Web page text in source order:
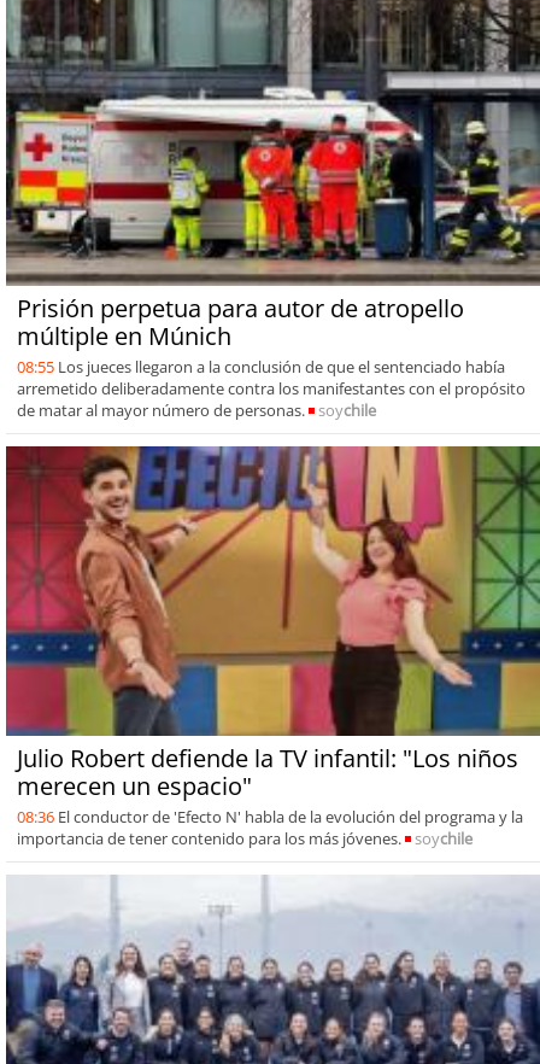
Prisión perpetua para autor de atropello
múltiple en Múnich
08:55 Los jueces llegaron a la conclusión de que el sentenciado había
arremetido deliberadamente contra los manifestantes con el propósito
de matar al mayor número de personas.
soychile
Julio Robert defiende la TV infantil: "Los niños
merecen un espacio"
08:36 El conductor de 'Efecto N' habla de la evolución del programa y la
importancia de tener contenido para los más jóvenes.
soychile